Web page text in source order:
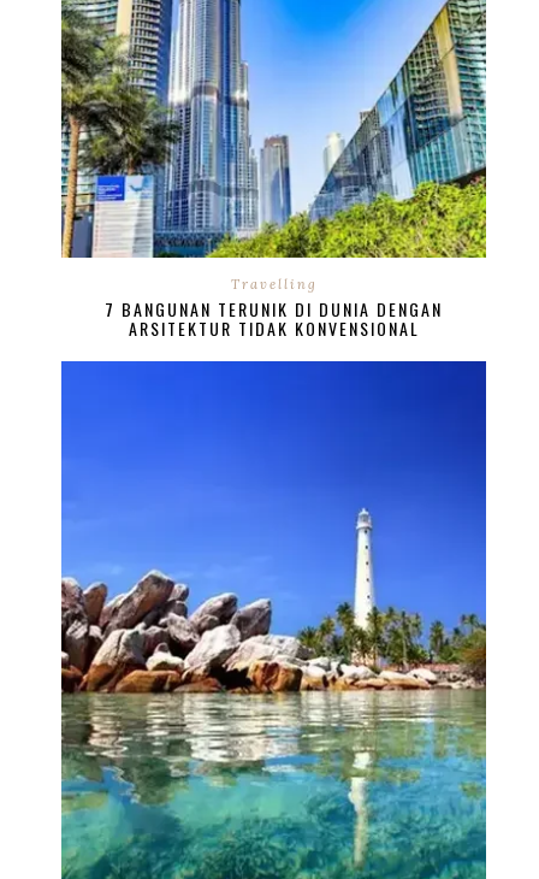
Travelling
7 BANGUNAN TERUNIK DI DUNIA DENGAN
ARSITEKTUR TIDAK KONVENSIONAL